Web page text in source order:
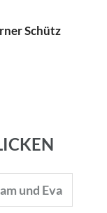
Schütz
und Eva